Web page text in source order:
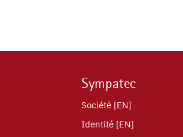
Sympatec
Société [EN]
Identité [EN]